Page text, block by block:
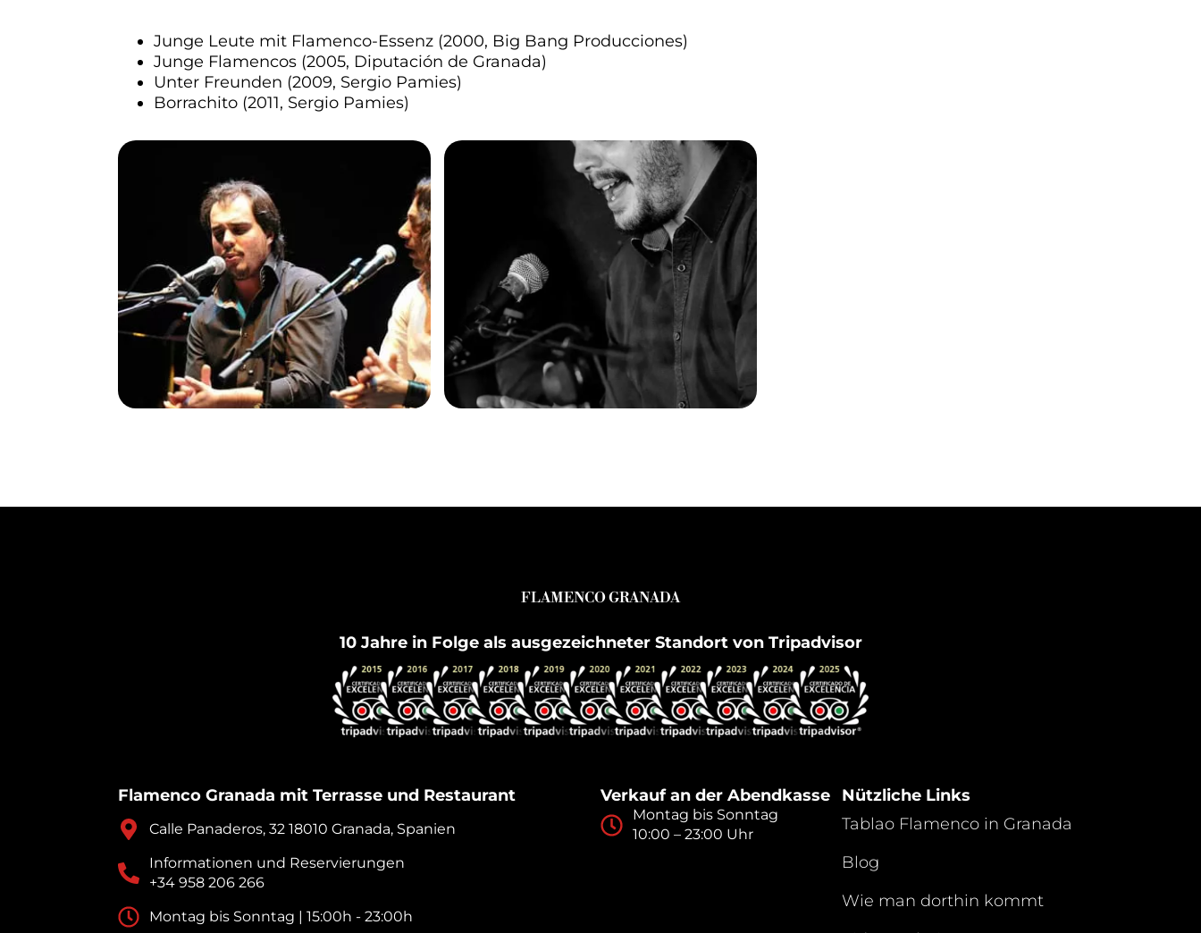
Junge Leute mit Flamenco-Essenz (2000, Big Bang Producciones)
Junge Flamencos (2005, Diputación de Granada)
Unter Freunden (2009, Sergio Pamies)
Borrachito (2011, Sergio Pamies)
FLAMENCO GRANADA
10 Jahre in Folge als ausgezeichneter Standort von Tripadvisor
Flamenco Granada mit Terrasse und Restaurant
Calle Panaderos, 32 18010 Granada, Spanien
Informationen und Reservierungen
+34 958 206 266
Montag bis Sonntag | 15:00h - 23:00h
Verkauf an der Abendkasse
Montag bis Sonntag
10:00 – 23:00 Uhr
Nützliche Links
Tablao Flamenco in Granada
Blog
Wie man dorthin kommt